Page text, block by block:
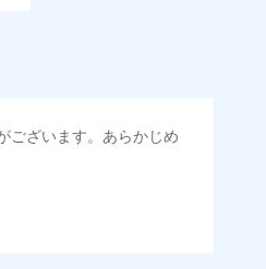
ございます。あらかじめ